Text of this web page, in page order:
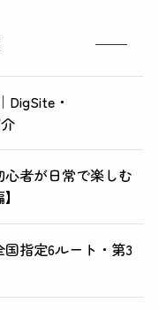
DigSite・
者が日常で楽しむ
指定6ルート・第3